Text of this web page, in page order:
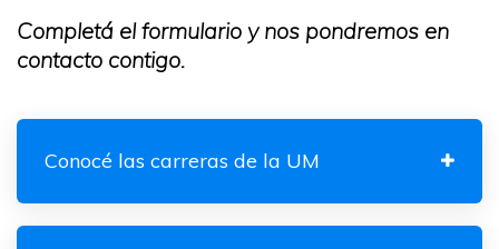
Completá el formulario y nos pondremos en
contacto contigo.
Conocé las carreras de la UM